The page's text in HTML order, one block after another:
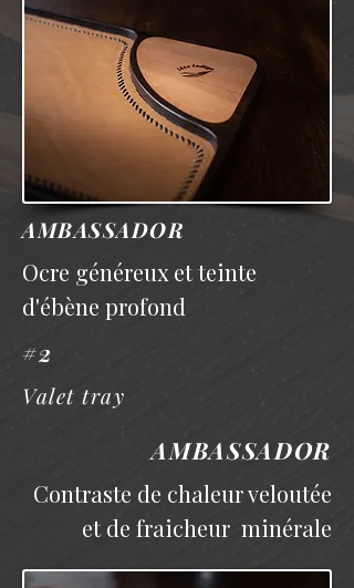
AMBASSADOR
Ocre généreux et teinte
d'ébène profond
#2
Valet tray
AMBASSADOR
Contraste de chaleur veloutée
et de fraicheur minérale